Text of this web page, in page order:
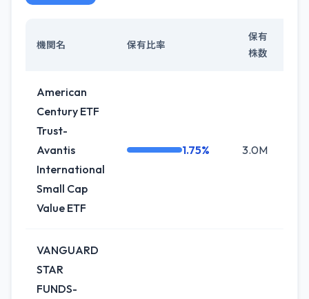
機関名 保有比率
保有
株数
American
Century ETF
Trust-
Avantis
International
Small Cap
Value ETF
1.75% 3.0M
VANGUARD
STAR
FUNDS-